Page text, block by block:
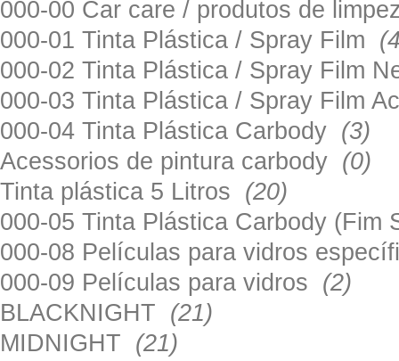
000-00 Car care / produtos de
000-01 Tinta Plástica / Spray Film
000-02 Tinta Plástica / Spray Film
000-03 Tinta Plástica / Spray Film
000-04 Tinta Plástica Carbody (3)
Acessorios de pintura carbody (0)
Tinta plástica 5 Litros (20)
000-05 Tinta Plástica Carbody
000-08 Películas para vidros
000-09 Películas para vidros (2)
BLACKNIGHT (21)
MIDNIGHT (21)